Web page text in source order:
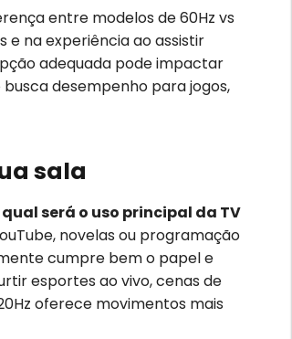
entre modelos de 60Hz vs
e na experiência ao assistir
adequada pode impactar
desempenho para jogos,
sala
qual será o uso principal da TV
novelas ou programação
cumpre bem o papel e
esportes ao vivo, cenas de
oferece movimentos mais